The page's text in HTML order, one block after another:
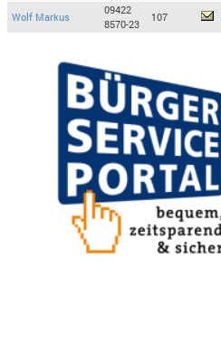
Wolf Markus
09422
8570-23
107